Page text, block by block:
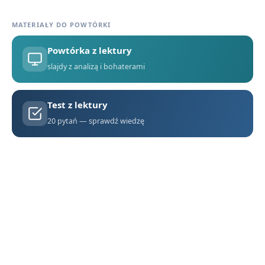
5 Konteksty filozoficzne i literackie w „Ferdydurke”
6
7 Bunt wobec formy i konwencji – porównanie „Ferdydurke” Gombrowicza i „Tanga” Mrożka
8
MATERIAŁY DO POWTÓRKI
Powtórka z lektury
slajdy z analizą i bohaterami
Test z lektury
20 pytań — sprawdź wiedzę